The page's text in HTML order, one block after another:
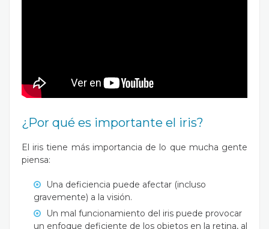
¿Por qué es importante el iris?
El iris tiene más importancia de lo que mucha gente
piensa:
Una deficiencia puede afectar (incluso
gravemente) a la visión.
Un mal funcionamiento del iris puede provocar
un enfoque deficiente de los objetos en la retina, al